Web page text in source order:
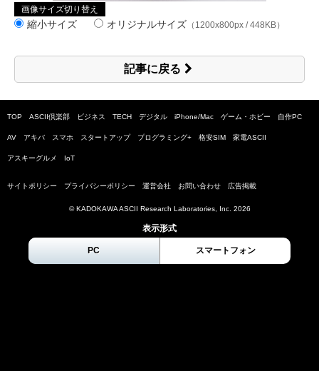
画像サイズ切り替え
縮小サイズ オリジナルサイズ （1200x800px / 448KB）
記事に戻る
TOP ASCII倶楽部 ビジネス TECH デジタル iPhone/Mac ゲーム・ホビー 自作PC
AV アキバ スマホ スタートアップ プログラミング+ 格安SIM 家電ASCII
アスキーグルメ IoT
サイトポリシー プライバシーポリシー 運営会社 お問い合わせ 広告掲載
© KADOKAWA ASCII Research Laboratories, Inc. 2026
表示形式
PC スマートフォン